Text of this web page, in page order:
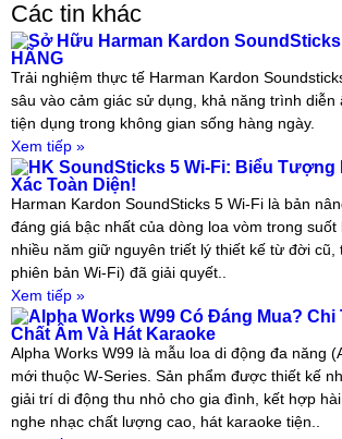
Các tin khác
Sở Hữu Harman Kardon SoundSticks
HÃNG
Trải nghiệm thực tế Harman Kardon
sâu vào cảm giác sử dụng, khả năng trình diễn
tiện dụng trong không gian sống hàng ngày.
Xem tiếp »
HK SoundSticks 5 Wi-Fi: Biểu Tượng
Xác Toàn Diện!
Harman Kardon SoundSticks 5 Wi-Fi là bản
đáng giá bậc nhất của dòng loa vòm trong
nhiều năm giữ nguyên triết lý thiết kế từ đời cũ,
phiên bản Wi-Fi) đã giải quyết..
Xem tiếp »
Alpha Works W99 Có Đáng Mua? Chi
Chất Âm Và Hát Karaoke
Alpha Works W99 là mẫu loa di động đa năng
mới thuộc W-Series. Sản phẩm được thiết kế
giải trí di động thu nhỏ cho gia đình, kết hợp
nghe nhạc chất lượng cao, hát karaoke tiện..